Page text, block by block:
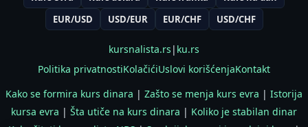
EUR/USD
USD/EUR EUR/CHF USD/CHF
kursnalista.rs | ku.rs
Politika privatnostiKolačićiUslovi korišćenjaKontakt
Kako se formira kurs dinara | Zašto se menja kurs evra | Istorija
kursa evra | Šta utiče na kurs dinara | Koliko je stabilan dinar